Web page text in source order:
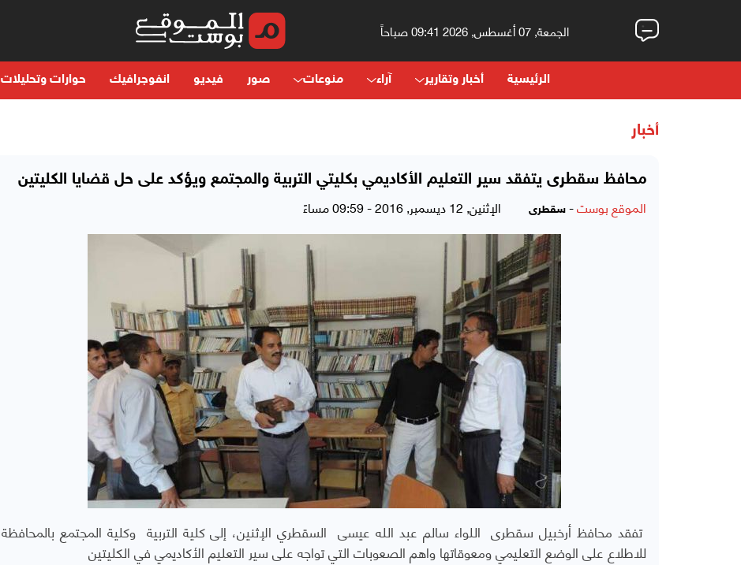
الجمعة, 07 أغسطس, 2026 09:41 صباحاً
الرئيسية أخبار وتقارير آراء منوعات صور فيديو انفوجرافيك حوارات وتحليلات
أخبار
محافظ سقطرى يتفقد سير التعليم الأكاديمي بكليتي التربية والمجتمع ويؤكد على حل قضايا الكليتين
الموقع بوست- سقطرى الإثنين, 12 ديسمبر, 2016 - 09:59 مساءً
تفقد محافظ أرخبيل سقطرى اللواء سالم عبد الله عيسى السقطري الإثنين، إلى كلية التربية وكلية المجتمع بالمحافظة
للاطلاع على الوضع التعليمي ومعوقاتها واهم الصعوبات التي تواجه على سير التعليم الأكاديمي في الكليتين